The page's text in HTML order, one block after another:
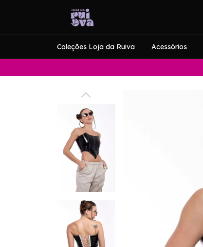
Coleções Loja da Ruiva Acessórios